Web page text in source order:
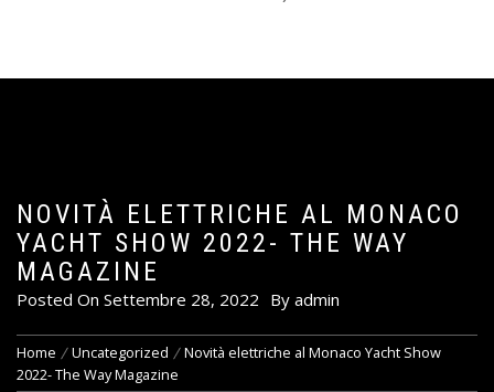
NOVITÀ ELETTRICHE AL MONACO
YACHT SHOW 2022- THE WAY
MAGAZINE
Posted On Settembre 28, 2022 By admin
Home Uncategorized
Novità elettriche al Monaco Yacht Show
2022- The Way Magazine